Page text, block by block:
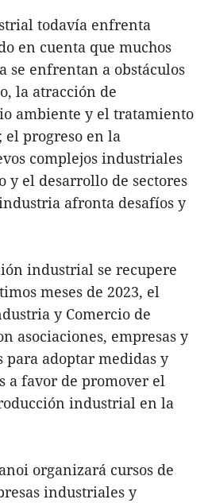
todavía enfrenta
en cuenta que muchos
se enfrentan a obstáculos
la atracción de
ambiente y el tratamiento
el progreso en la
complejos industriales
y el desarrollo de sectores
afronta desafíos y
industrial se recupere
meses de 2023, el
y Comercio de
asociaciones, empresas y
para adoptar medidas y
a favor de promover el
industrial en la
organizará cursos de
industriales y